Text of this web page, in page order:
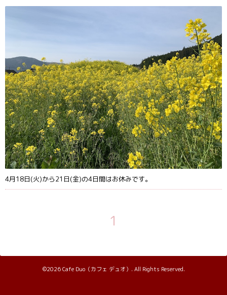
4月18日(火)から21日(金)の4日間はお休みです。
1
©2026Cafe Duo（カフェ デュオ） . All Rights Reserved.